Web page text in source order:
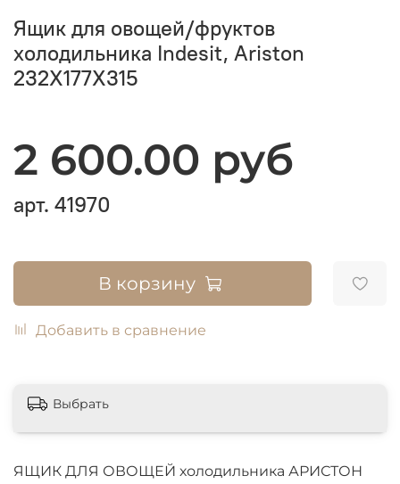
Ящик для овощей/фруктов
холодильника Indesit, Ariston
232X177X315
2 600.00 руб
арт. 41970
В корзину
Добавить в сравнение
ЯЩИК ДЛЯ ОВОЩЕЙ холодильника АРИСТОН
Выбрать